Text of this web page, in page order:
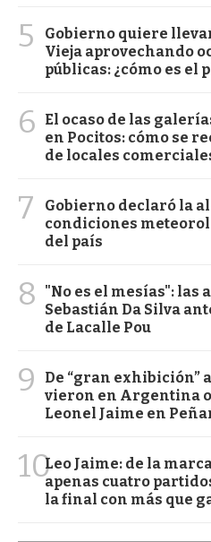
5
Gobierno quiere
Vieja aprovechando
públicas: ¿cómo es el
6
El ocaso de las
en Pocitos: cómo se
de locales
7
Gobierno declaró la
condiciones
del país
8
"No es el mesías": las
Sebastián Da Silva
de Lacalle Pou
9
De “gran exhibición”
vieron en Argentina
Leonel Jaime en
10Leo Jaime: de la
apenas cuatro
la final con más que